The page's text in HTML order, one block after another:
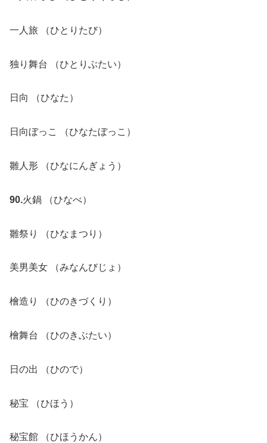
一人旅 （ひとりたび）
独り舞台 （ひとりぶたい）
日向 （ひなた）
日向ぼっこ （ひなたぼっこ）
雛人形 （ひなにんぎょう）
90.火鍋 （ひなべ）
雛祭り （ひなまつり）
美男美女 （みなんびじょ）
檜造り （ひのきづくり）
檜舞台 （ひのきぶたい）
日の出 （ひので）
秘宝 （ひほう）
秘宝館 （ひほうかん）